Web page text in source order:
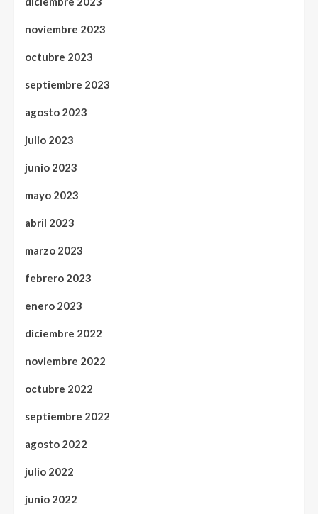
noviembre 2023
octubre 2023
septiembre 2023
agosto 2023
julio 2023
junio 2023
mayo 2023
abril 2023
marzo 2023
febrero 2023
enero 2023
diciembre 2022
noviembre 2022
octubre 2022
septiembre 2022
agosto 2022
julio 2022
junio 2022